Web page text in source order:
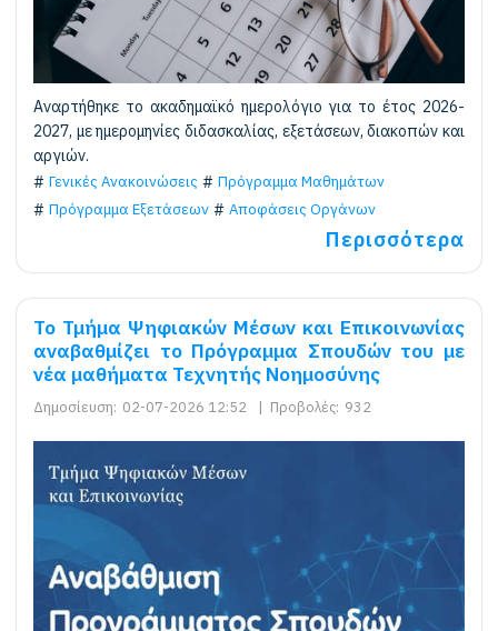
Αναρτήθηκε το ακαδημαϊκό ημερολόγιο για το έτος 2026-
2027, με ημερομηνίες διδασκαλίας, εξετάσεων, διακοπών και
αργιών.
Γενικές Ανακοινώσεις
Πρόγραμμα Μαθημάτων
Πρόγραμμα Εξετάσεων
Αποφάσεις Οργάνων
Περισσότερα
Το Τμήμα Ψηφιακών Μέσων και Επικοινωνίας
αναβαθμίζει το Πρόγραμμα Σπουδών του με
νέα μαθήματα Τεχνητής Νοημοσύνης
Δημοσίευση: 02-07-2026 12:52 | Προβολές: 932